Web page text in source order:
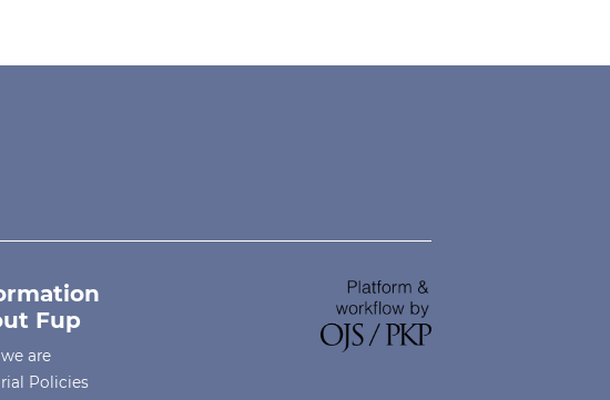
Fup
are
Policies